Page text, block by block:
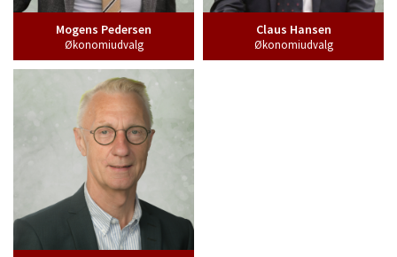
Mogens Pedersen
Økonomiudvalg
Claus Hansen
Økonomiudvalg